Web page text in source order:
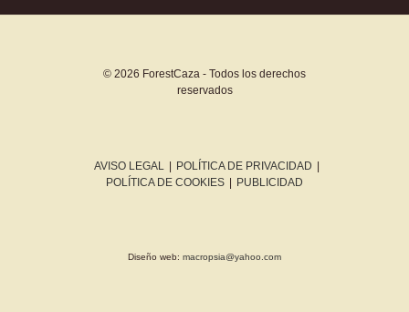
© 2026 ForestCaza - Todos los derechos
reservados
AVISO LEGAL | POLÍTICA DE PRIVACIDAD |
POLÍTICA DE COOKIES | PUBLICIDAD
Diseño web: macropsia@yahoo.com